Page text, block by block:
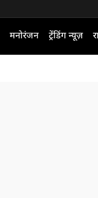
मनोरंजन ट्रेंडिंग न्यूज़